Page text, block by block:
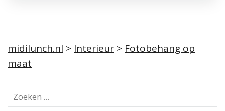
midilunch.nl > Interieur > Fotobehang op
maat
o